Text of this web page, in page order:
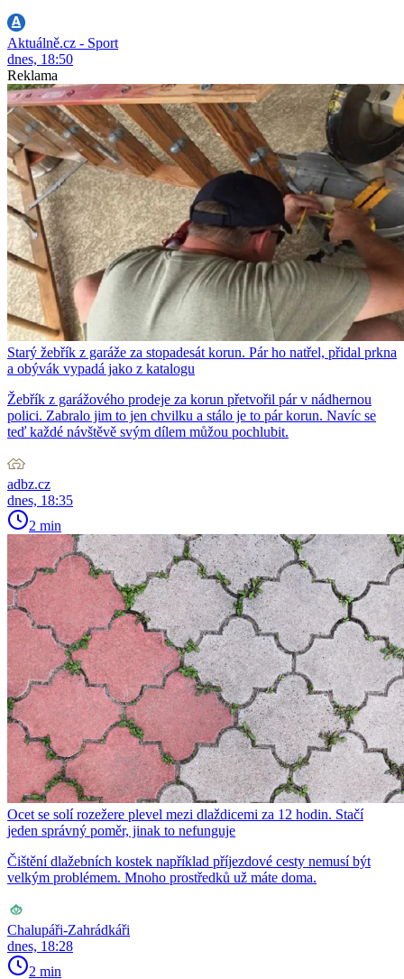
Aktuálně.cz - Sport
dnes, 18:50
Reklama
Starý žebřík z garáže za stopadesát korun. Pár ho natřel, přidal prkna
a obývák vypadá jako z katalogu
Žebřík z garážového prodeje za korun přetvořil pár v nádhernou
polici. Zabralo jim to jen chvilku a stálo je to pár korun. Navíc se
teď každé návštěvě svým dílem můžou pochlubit.
adbz.cz
dnes, 18:35
2 min
Ocet se solí rozežere plevel mezi dlaždicemi za 12 hodin. Stačí
jeden správný poměr, jinak to nefunguje
Čištění dlažebních kostek například příjezdové cesty nemusí být
velkým problémem. Mnoho prostředků už máte doma.
Chalupáři-Zahrádkáři
dnes, 18:28
2 min